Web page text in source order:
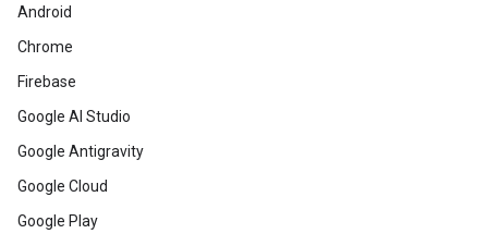
Android
Chrome
Firebase
Google AI Studio
Google Antigravity
Google Cloud
Google Play